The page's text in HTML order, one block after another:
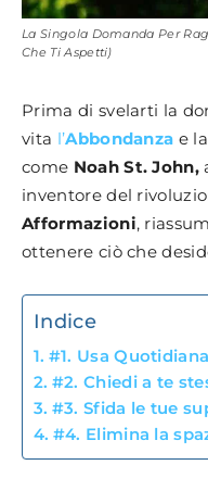
La Singola Domanda Per
Che Ti Aspetti)
Prima di svelarti la
vita l’Abbondanza e la
come Noah St. John,
inventore del
Afformazioni,
ottenere ciò che
Indice
#1. Usa
#2. Chiedi a te
#3. Sfida le tue
#4. Elimina la